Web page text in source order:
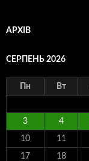
АРХІВ
СЕРПЕНЬ 2026
Пн Вт
3 4
10 11
17 18